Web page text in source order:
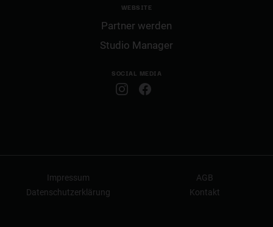
WEBSITE
Partner werden
Studio Manager
SOCIAL MEDIA
Impressum
AGB
Datenschutzerklärung
Kontakt